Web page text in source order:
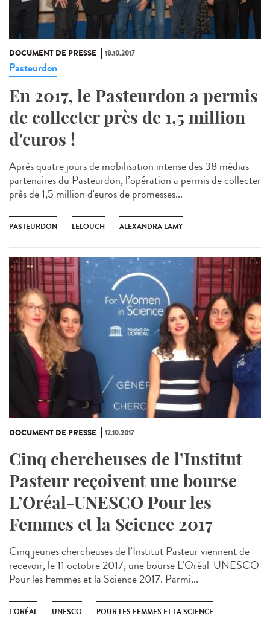
DOCUMENT DE PRESSE 18.10.2017
Pasteurdon
En 2017, le Pasteurdon a permis
de collecter près de 1,5 million
d'euros !
Après quatre jours de mobilisation intense des 38 médias
partenaires du Pasteurdon, l’opération a permis de collecter
près de 1,5 million d'euros de promesses...
PASTEURDON LELOUCH ALEXANDRA LAMY
DOCUMENT DE PRESSE 12.10.2017
Cinq chercheuses de l’Institut
Pasteur reçoivent une bourse
L’Oréal-UNESCO Pour les
Femmes et la Science 2017
Cinq jeunes chercheuses de l’Institut Pasteur viennent de
recevoir, le 11 octobre 2017, une bourse L’Oréal-UNESCO
Pour les Femmes et la Science 2017. Parmi...
L'ORÉAL UNESCO POUR LES FEMMES ET LA SCIENCE